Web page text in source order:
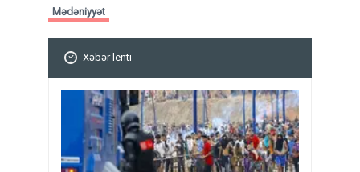
Mədəniyyət
Xəbər lenti